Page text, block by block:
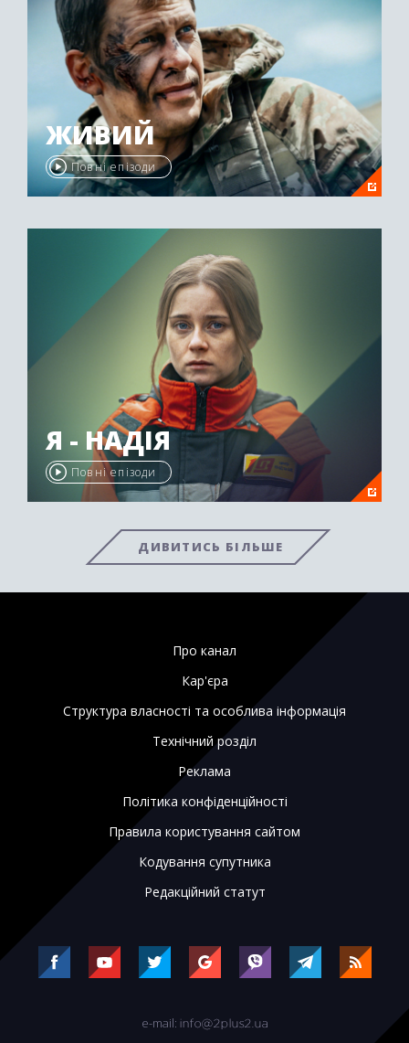
ЖИВИЙ
Повні епізоди
Я - НАДІЯ
Повні епізоди
ДИВИТИСЬ БІЛЬШЕ
Про канал
Кар'єра
Структура власності та особлива інформація
Технічний розділ
Реклама
Політика конфіденційності
Правила користування сайтом
Кодування супутника
Редакційний статут
e-mail: